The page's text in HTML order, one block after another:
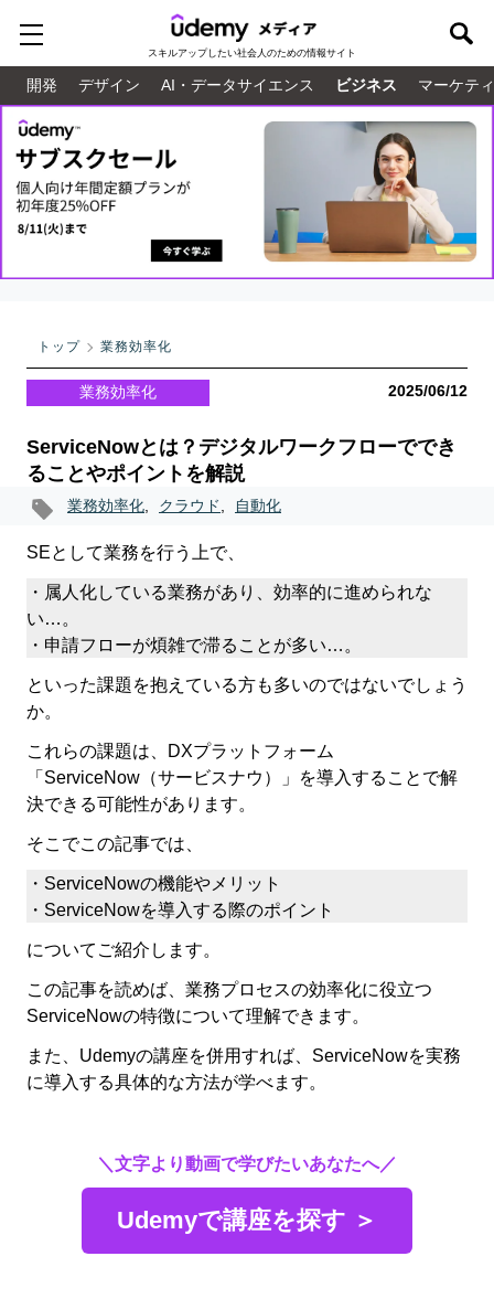
スキルアップしたい社会人のための情報サイト
開発 デザイン AI・データサイエンス ビジネス マーケテ
トップ 業務効率化
業務効率化 2025/06/12
ServiceNowとは？デジタルワークフローででき
ることやポイントを解説
業務効率化, クラウド, 自動化
SEとして業務を行う上で、
・属人化している業務があり、効率的に進められな
い…。
・申請フローが煩雑で滞ることが多い…。
といった課題を抱えている方も多いのではないでしょう
か。
これらの課題は、DXプラットフォーム
「ServiceNow（サービスナウ）」を導入することで解
決できる可能性があります。
そこでこの記事では、
・ServiceNowの機能やメリット
・ServiceNowを導入する際のポイント
についてご紹介します。
この記事を読めば、業務プロセスの効率化に役立つ
ServiceNowの特徴について理解できます。
また、Udemyの講座を併用すれば、ServiceNowを実務
に導入する具体的な方法が学べます。
＼文字より動画で学びたいあなたへ／
Udemyで講座を探す ＞